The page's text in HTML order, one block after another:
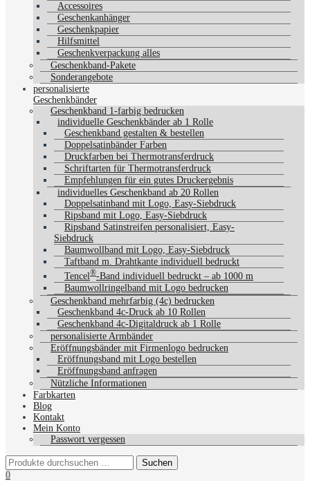
Accessoires
Geschenkanhänger
Geschenkpapier
Hilfsmittel
Geschenkverpackung alles
Geschenkband-Pakete
Sonderangebote
personalisierte
Geschenkbänder
Geschenkband 1-farbig bedrucken
individuelle Geschenkbänder ab 1 Rolle
Geschenkband gestalten & bestellen
Doppelsatinbänder Farben
Druckfarben bei Thermotransferdruck
Schriftarten für Thermotransferdruck
Empfehlungen für ein gutes Druckergebnis
individuelles Geschenkband ab 20 Rollen
Doppelsatinband mit Logo, Easy-Siebdruck
Ripsband mit Logo, Easy-Siebdruck
Ripsband Satinstreifen personalisiert, Easy-
Siebdruck
Baumwollband mit Logo, Easy-Siebdruck
Taftband m. Drahtkante individuell bedruckt
Tencel®-Band individuell bedruckt – ab 1000 m
Baumwollringelband mit Logo bedrucken
Geschenkband mehrfarbig (4c) bedrucken
Geschenkband 4c-Druck ab 10 Rollen
Geschenkband 4c-Digitaldruck ab 1 Rolle
personalisierte Armbänder
Eröffnungsbänder mit Firmenlogo bedrucken
Eröffnungsband mit Logo bestellen
Eröffnungsband anfragen
Nützliche Informationen
Farbkarten
Blog
Kontakt
Mein Konto
Passwort vergessen
0